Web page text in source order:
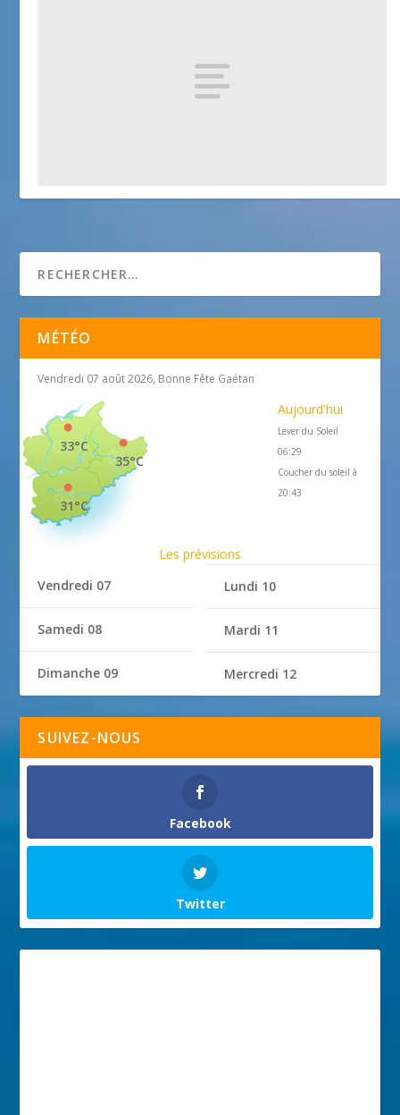
MÉTÉO
Vendredi 07 août 2026, Bonne Fête Gaétan
35°C
33°C
31°C
Aujourd'hui
Lever du Soleil
06:29
Coucher du soleil à
20:43
Les prévisions
Vendredi 07
Samedi 08
Dimanche 09
Lundi 10
Mardi 11
Mercredi 12
SUIVEZ-NOUS
Facebook
Twitter